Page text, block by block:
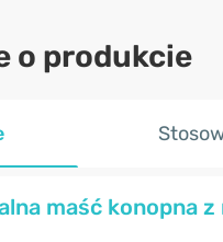
o produkcie
maść konopna